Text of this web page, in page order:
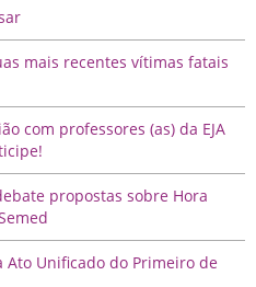
mais recentes vítimas fatais
com professores (as) da EJA
propostas sobre Hora
Ato Unificado do Primeiro de